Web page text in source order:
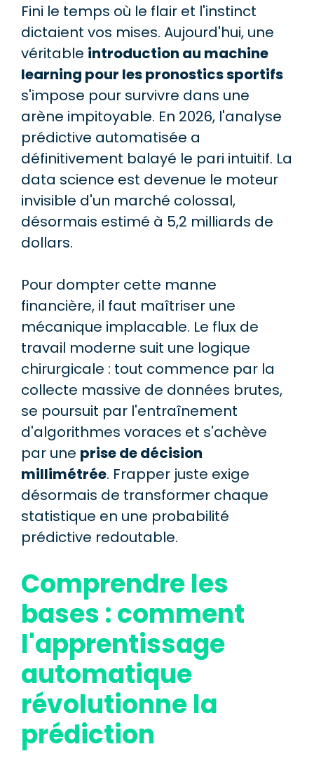
Fini le temps où le flair et l'instinct
dictaient vos mises. Aujourd'hui, une
véritable introduction au machine
learning pour les pronostics sportifs
s'impose pour survivre dans une
arène impitoyable. En 2026, l'analyse
prédictive automatisée a
définitivement balayé le pari intuitif. La
data science est devenue le moteur
invisible d'un marché colossal,
désormais estimé à 5,2 milliards de
dollars.
Pour dompter cette manne
financière, il faut maîtriser une
mécanique implacable. Le flux de
travail moderne suit une logique
chirurgicale : tout commence par la
collecte massive de données brutes,
se poursuit par l'entraînement
d'algorithmes voraces et s'achève
par une prise de décision
millimétrée. Frapper juste exige
désormais de transformer chaque
statistique en une probabilité
prédictive redoutable.
Comprendre les
bases : comment
l'apprentissage
automatique
révolutionne la
prédiction